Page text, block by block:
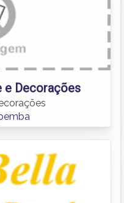
e Decorações